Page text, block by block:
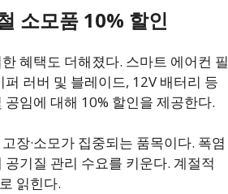
소모품 10% 할인
혜택도 더해졌다. 스마트 에어컨 필
러버 및 블레이드, 12V 배터리 등
임에 대해 10% 할인을 제공한다.
장·소모가 집중되는 품목이다. 폭염
기질 관리 수요를 키운다. 계절적
읽힌다.